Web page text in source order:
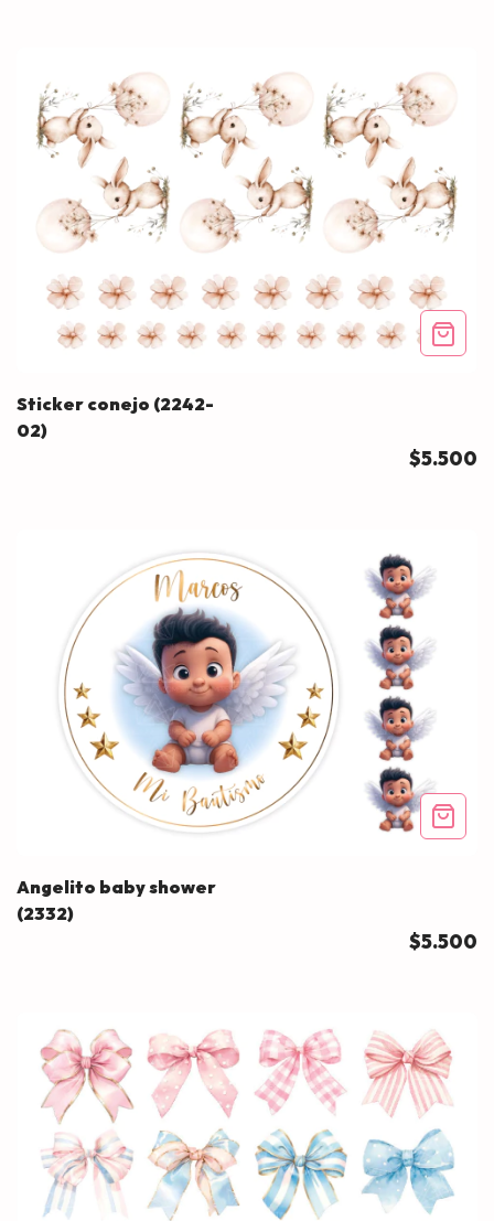
Sticker conejo (2242-
02)
$5.500
Angelito baby shower
(2332)
$5.500